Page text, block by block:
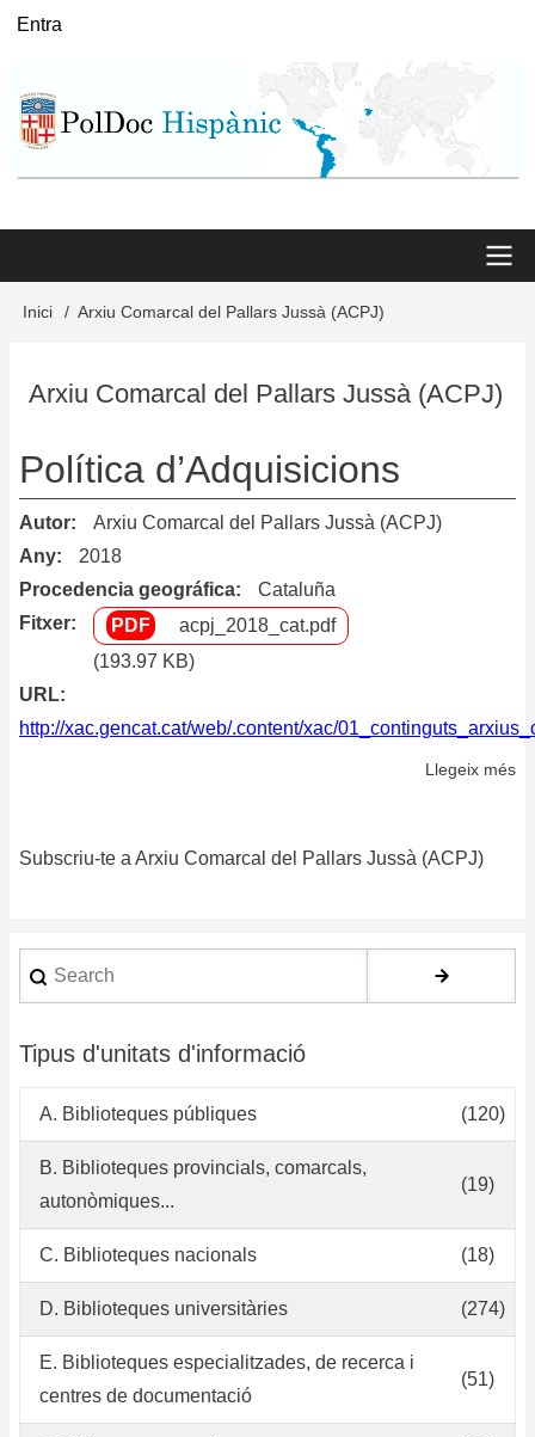
Vés
User
Entra
Main
Inici Arxiu Comarcal del Pallars Jussà (ACPJ)
Arxiu Comarcal del Pallars Jussà (ACPJ)
Política d’Adquisicions
Autor
Arxiu Comarcal del Pallars Jussà (ACPJ)
Any
2018
Procedencia geográfica
Cataluña
Fitxer
acpj_2018_cat.pdf
(193.97 KB)
URL
http://xac.gencat.cat/web/.content/xac/
Llegeix més
Subscriu-te a Arxiu Comarcal del Pallars Jussà (ACPJ)
Search
Tipus d'unitats d'informació
A. Biblioteques públiques (120)
B. Biblioteques provincials, comarcals,
autonòmiques...
(19)
C. Biblioteques nacionals (18)
D. Biblioteques universitàries (274)
E. Biblioteques especialitzades, de recerca i
centres de documentació
(51)